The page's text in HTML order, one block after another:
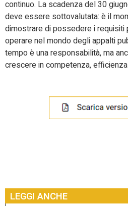
continuo. La scadenza del 30
deve essere sottovalutata: è il
dimostrare di possedere i requisiti
operare nel mondo degli appalti
tempo è una responsabilità, ma
crescere in competenza,
LEGGI ANCHE